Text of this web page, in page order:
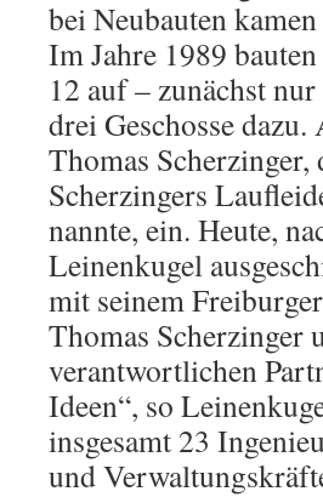
bei Neubauten
Im Jahre 1989
12 auf – zunächst
drei Geschosse
Thomas
Scherzingers
nannte, ein. Heute,
Leinenkugel
mit seinem
Thomas Scherzinger
verantwortlichen
Ideen“, so
insgesamt 23
und